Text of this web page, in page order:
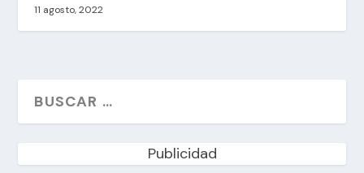
11 agosto, 2022
Publicidad